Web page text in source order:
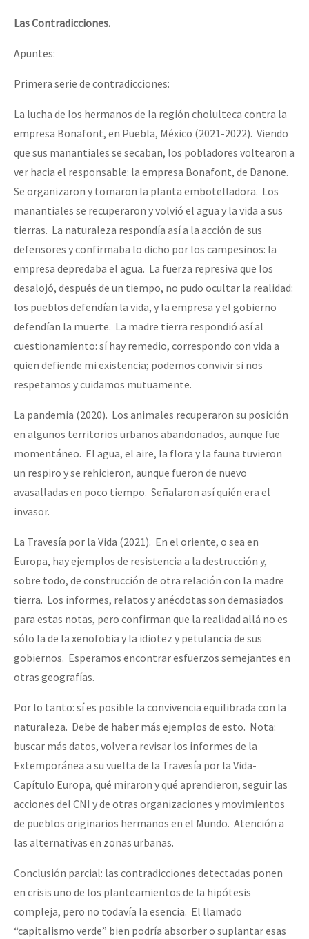
Las Contradicciones.
Apuntes:
Primera serie de contradicciones:
La lucha de los hermanos de la región cholulteca contra la
empresa Bonafont, en Puebla, México (2021-2022). Viendo
que sus manantiales se secaban, los pobladores voltearon a
ver hacia el responsable: la empresa Bonafont, de Danone.
Se organizaron y tomaron la planta embotelladora. Los
manantiales se recuperaron y volvió el agua y la vida a sus
tierras. La naturaleza respondía así a la acción de sus
defensores y confirmaba lo dicho por los campesinos: la
empresa depredaba el agua. La fuerza represiva que los
desalojó, después de un tiempo, no pudo ocultar la realidad:
los pueblos defendían la vida, y la empresa y el gobierno
defendían la muerte. La madre tierra respondió así al
cuestionamiento: sí hay remedio, correspondo con vida a
quien defiende mi existencia; podemos convivir si nos
respetamos y cuidamos mutuamente.
La pandemia (2020). Los animales recuperaron su posición
en algunos territorios urbanos abandonados, aunque fue
momentáneo. El agua, el aire, la flora y la fauna tuvieron
un respiro y se rehicieron, aunque fueron de nuevo
avasalladas en poco tiempo. Señalaron así quién era el
invasor.
La Travesía por la Vida (2021). En el oriente, o sea en
Europa, hay ejemplos de resistencia a la destrucción y,
sobre todo, de construcción de otra relación con la madre
tierra. Los informes, relatos y anécdotas son demasiados
para estas notas, pero confirman que la realidad allá no es
sólo la de la xenofobia y la idiotez y petulancia de sus
gobiernos. Esperamos encontrar esfuerzos semejantes en
otras geografías.
Por lo tanto: sí es posible la convivencia equilibrada con la
naturaleza. Debe de haber más ejemplos de esto. Nota:
buscar más datos, volver a revisar los informes de la
Extemporánea a su vuelta de la Travesía por la Vida-
Capítulo Europa, qué miraron y qué aprendieron, seguir las
acciones del CNI y de otras organizaciones y movimientos
de pueblos originarios hermanos en el Mundo. Atención a
las alternativas en zonas urbanas.
Conclusión parcial: las contradicciones detectadas ponen
en crisis uno de los planteamientos de la hipótesis
compleja, pero no todavía la esencia. El llamado
“capitalismo verde” bien podría absorber o suplantar esas